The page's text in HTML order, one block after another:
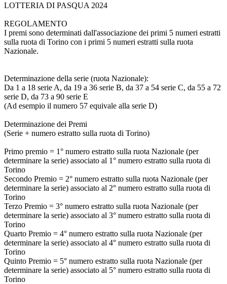
LOTTERIA DI PASQUA 2024
REGOLAMENTO
I premi sono determinati dall'associazione dei primi 5 numeri estratti
sulla ruota di Torino con i primi 5 numeri estratti sulla ruota
Nazionale.
Determinazione della serie (ruota Nazionale):
Da 1 a 18 serie A, da 19 a 36 serie B, da 37 a 54 serie C, da 55 a 72
serie D, da 73 a 90 serie E
(Ad esempio il numero 57 equivale alla serie D)
Determinazione dei Premi
(Serie + numero estratto sulla ruota di Torino)
Primo premio = 1° numero estratto sulla ruota Nazionale (per
determinare la serie) associato al 1° numero estratto sulla ruota di
Torino
Secondo Premio = 2° numero estratto sulla ruota Nazionale (per
determinare la serie) associato al 2° numero estratto sulla ruota di
Torino
Terzo Premio = 3° numero estratto sulla ruota Nazionale (per
determinare la serie) associato al 3° numero estratto sulla ruota di
Torino
Quarto Premio = 4° numero estratto sulla ruota Nazionale (per
determinare la serie) associato al 4° numero estratto sulla ruota di
Torino
Quinto Premio = 5° numero estratto sulla ruota Nazionale (per
determinare la serie) associato al 5° numero estratto sulla ruota di
Torino